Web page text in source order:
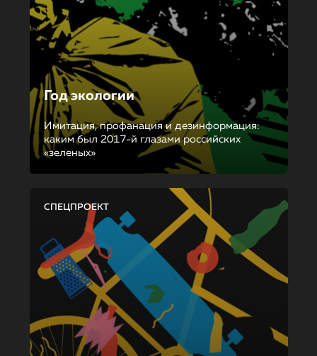
Год экологии
Имитация, профанация и дезинформация:
каким был 2017-й глазами российских
«зеленых»
СПЕЦПРОЕКТ